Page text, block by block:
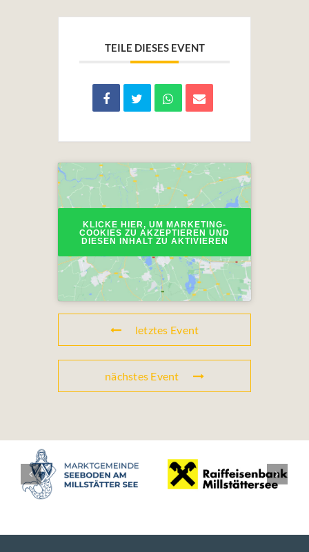
TEILE DIESES EVENT
KLICKE HIER, UM MARKETING-
COOKIES ZU AKZEPTIEREN UND
DIESEN INHALT ZU AKTIVIEREN
letztes Event
nächstes Event